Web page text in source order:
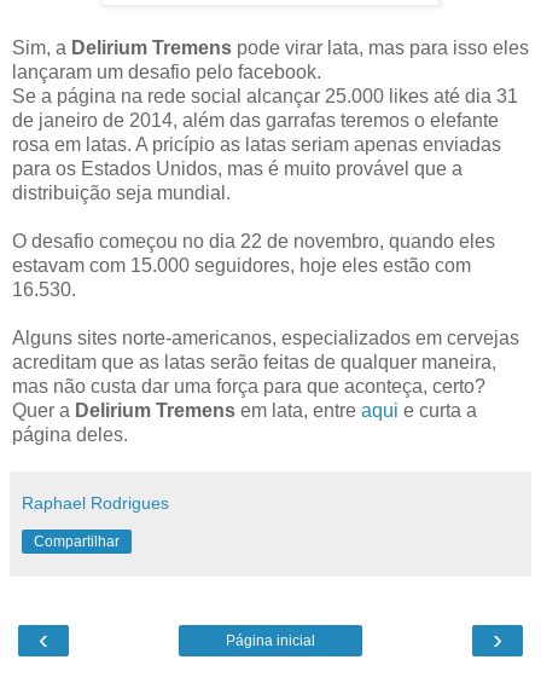
Sim, a Delirium Tremens pode virar lata, mas para isso eles
lançaram um desafio pelo facebook.
Se a página na rede social alcançar 25.000 likes até dia 31
de janeiro de 2014, além das garrafas teremos o elefante
rosa em latas. A pricípio as latas seriam apenas enviadas
para os Estados Unidos, mas é muito provável que a
distribuição seja mundial.
O desafio começou no dia 22 de novembro, quando eles
estavam com 15.000 seguidores, hoje eles estão com
16.530.
Alguns sites norte-americanos, especializados em cervejas
acreditam que as latas serão feitas de qualquer maneira,
mas não custa dar uma força para que aconteça, certo?
Quer a Delirium Tremens em lata, entre aqui e curta a
página deles.
Raphael Rodrigues
Compartilhar
‹ ›
Página inicial